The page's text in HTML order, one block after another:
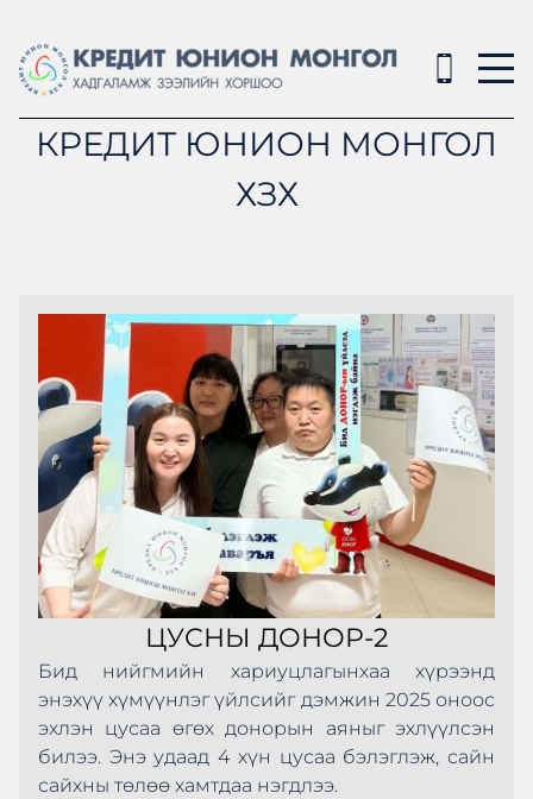
КРЕДИТ ЮНИОН МОНГОЛ
ХЗХ
ЦУСНЫ ДОНОР-2
Бид нийгмийн хариуцлагынхаа хүрээнд
энэхүү хүмүүнлэг үйлсийг дэмжин 2025 оноос
эхлэн цусаа өгөх донорын аяныг эхлүүлсэн
билээ. Энэ удаад 4 хүн цусаа бэлэглэж, сайн
сайхны төлөө хамтдаа нэгдлээ.